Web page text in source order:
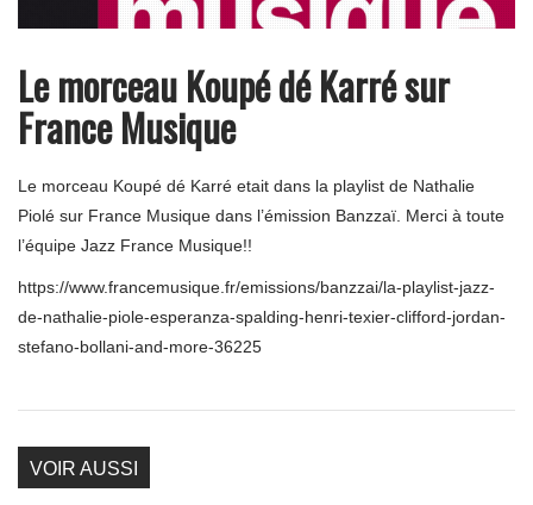
Le morceau Koupé dé Karré sur
France Musique
Le morceau Koupé dé Karré etait dans la playlist de Nathalie
Piolé sur France Musique dans l’émission Banzzaï. Merci à toute
l’équipe Jazz France Musique!!
https://www.francemusique.fr/emissions/banzzai/la-playlist-jazz-
de-nathalie-piole-esperanza-spalding-henri-texier-clifford-jordan-
stefano-bollani-and-more-36225
VOIR AUSSI